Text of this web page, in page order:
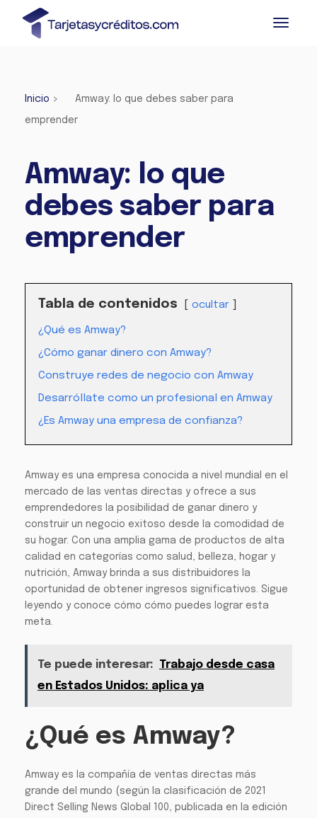
Inicio > Amway: lo que debes saber para
emprender
Amway: lo que
debes saber para
emprender
Tabla de contenidos ocultar
¿Qué es Amway?
¿Cómo ganar dinero con Amway?
Construye redes de negocio con Amway
Desarróllate como un profesional en Amway
¿Es Amway una empresa de confianza?
Amway es una empresa conocida a nivel mundial en el
mercado de las ventas directas y ofrece a sus
emprendedores la posibilidad de ganar dinero y
construir un negocio exitoso desde la comodidad de
su hogar. Con una amplia gama de productos de alta
calidad en categorías como salud, belleza, hogar y
nutrición, Amway brinda a sus distribuidores la
oportunidad de obtener ingresos significativos. Sigue
leyendo y conoce cómo cómo puedes lograr esta
meta.
Te puede interesar: Trabajo desde casa
en Estados Unidos: aplica ya
¿Qué es Amway?
Amway es la compañía de ventas directas más
grande del mundo (según la clasificación de 2021
Direct Selling News Global 100, publicada en la edición